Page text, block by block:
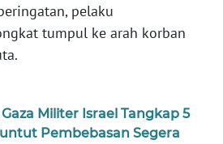
pelaku
tumpul ke arah korban
Militer Israel Tangkap 5
Pembebasan Segera